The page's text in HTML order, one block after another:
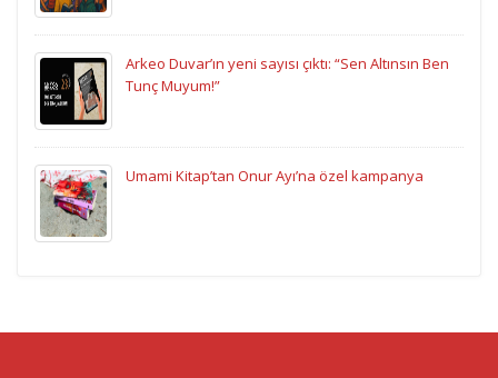
Arkeo Duvar’ın yeni sayısı çıktı: “Sen Altınsın Ben
Tunç Muyum!”
Umami Kitap’tan Onur Ayı’na özel kampanya